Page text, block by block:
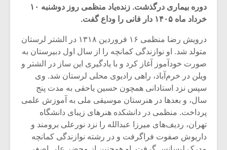
دوره بیماری درگذشت. زنده‌یاد منظمی روز دوشنبه ۱۰
خرداد ماه ۱۴۰۵ دار فانی را وداع گفت.
درویش رضا منظمی ۱۶ فروردین ۱۳۱۸ در الشتر لرستان
متولد شد. او نوازندگی کمانچه را از سال اول دبیرستان به
صورت خودآموز آغاز کرد و با یادگیری این ساز در الشتر و
ویلن در خرم‌آباد، راهی رادیوی محلی لرستان شد. وی
سپس نزد استادانی همچون حسین یاحقی به مدت پنج
سال، و بعدها در هنرستان موسیقی ملی به آموزش علمی
پرداخت. منظمی در دانشکده هنرهای زیبای دانشگاه
تهران، ردیف‌های میرزا عبدالله را نزد نورعلی برومند و
داریوش صفوت فراگرفت و در رشته نوازندگی کمانچه